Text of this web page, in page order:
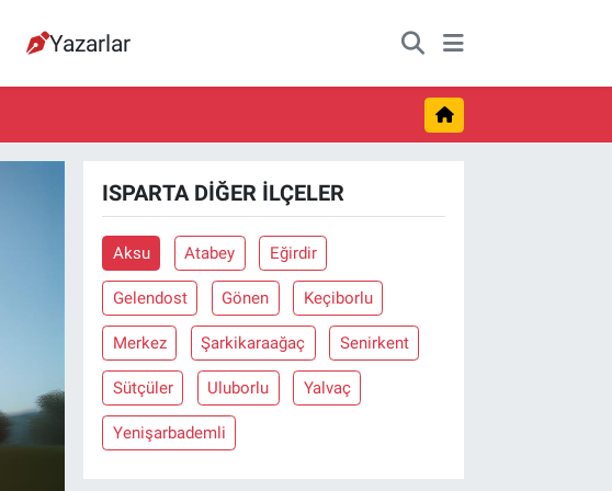
Yazarlar
ISPARTA DIĞER İLÇELER
Aksu Atabey Eğirdir
Gelendost Gönen Keçiborlu
Merkez Şarkikaraağaç Senirkent
Sütçüler Uluborlu Yalvaç
Yenişarbademli